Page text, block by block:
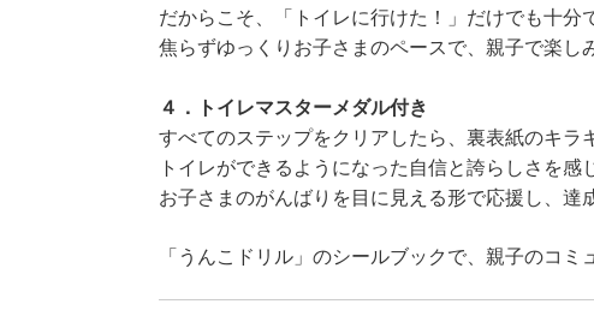
だからこそ、「トイレに行けた！」だけでも十分
焦らずゆっくりお子さまのペースで、親子で楽し
４．トイレマスターメダル付き
すべてのステップをクリアしたら、裏表紙のキラ
トイレができるようになった自信と誇らしさを感
お子さまのがんばりを目に見える形で応援し、達
「うんこドリル」のシールブックで、親子のコ